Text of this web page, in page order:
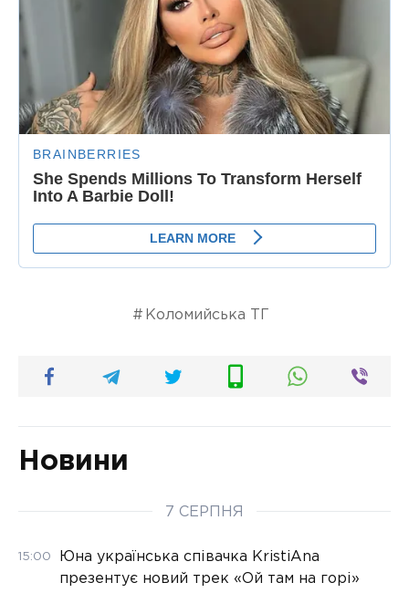
Коломийська ТГ
Новини
7 СЕРПНЯ
15:00
Юна українська співачка KristiAna
презентує новий трек «Ой там на горі»